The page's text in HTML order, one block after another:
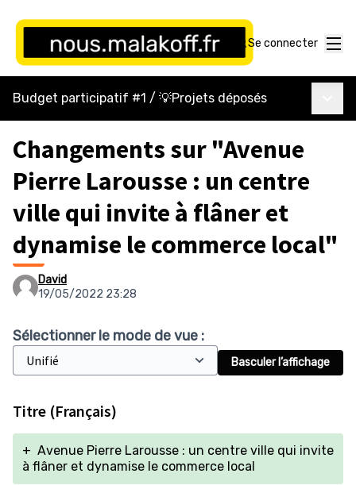
Se connecter
Budget participatif #1 / 💡Projets déposés
Changements sur "Avenue
Pierre Larousse : un centre
ville qui invite à flâner et
dynamise le commerce local"
David
19/05/2022 23:28
Sélectionner le mode de vue :
Basculer l’affichage
Titre (Français)
+ Avenue Pierre Larousse : un centre ville qui invite
à flâner et dynamise le commerce local